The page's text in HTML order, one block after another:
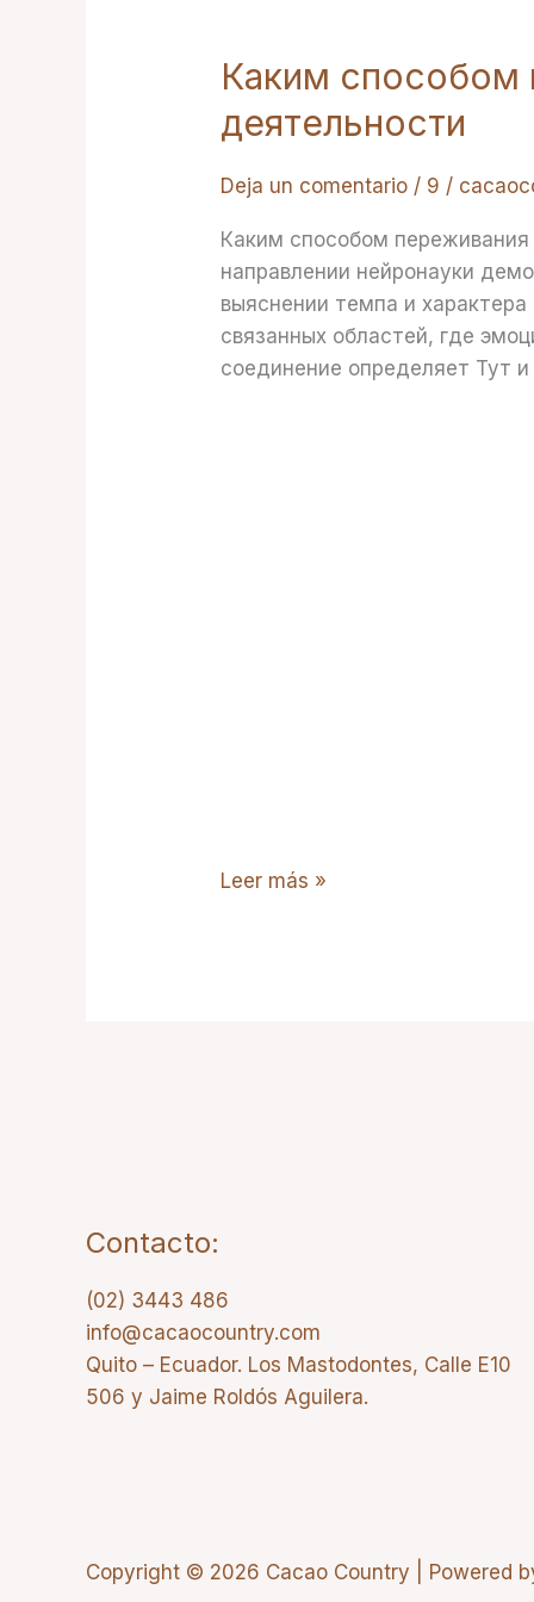
Каким способом
деятельности
Deja un comentario / 9 /
Каким способом
направлении нейронауки
выяснении темпа и
связанных областей, где
соединение определяет Тут
Каким
переживания
на
скорость
Leer más »
Contacto:
(02) 3443 486
info@cacaocountry.com
Quito – Ecuador. Los Mastodontes, Calle E10
506 y Jaime Roldós Aguilera.
Copyright © 2026 Cacao Country | Powered